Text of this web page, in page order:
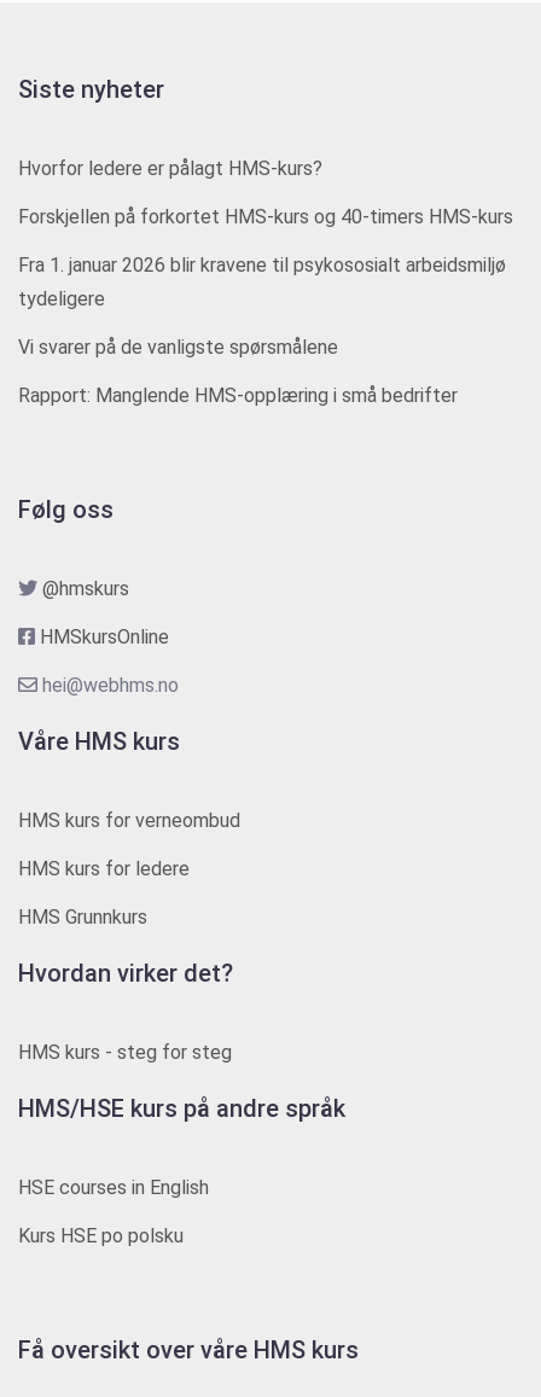
Siste nyheter
Hvorfor ledere er pålagt HMS-kurs?
Forskjellen på forkortet HMS-kurs og 40-timers HMS-kurs
Fra 1. januar 2026 blir kravene til psykososialt arbeidsmiljø
tydeligere
Vi svarer på de vanligste spørsmålene
Rapport: Manglende HMS-opplæring i små bedrifter
Følg oss
@hmskurs
HMSkursOnline
hei@webhms.no
Våre HMS kurs
HMS kurs for verneombud
HMS kurs for ledere
HMS Grunnkurs
Hvordan virker det?
HMS kurs - steg for steg
HMS/HSE kurs på andre språk
HSE courses in English
Kurs HSE po polsku
Få oversikt over våre HMS kurs